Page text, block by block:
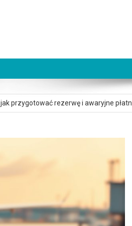
noclegu – na co zwrócić uwagę i
przygotować rezerwę i awaryjne
lotniska – jak porównać cenę
noclegu – na co zwrócić uwagę i
przygotować rezerwę i awaryjne